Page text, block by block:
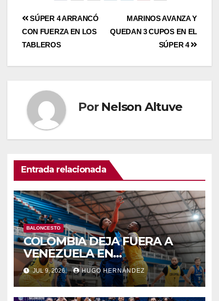
MARINOS AVANZA Y
QUEDAN 3 CUPOS EN EL
SÚPER 4
SÚPER 4 ARRANCÓ
CON FUERZA EN LOS
TABLEROS
Por Nelson Altuve
Entrada relacionada
BALONCESTO
COLOMBIA DEJA FUERA A
VENEZUELA EN
BALONCESTO
JUL 9, 2026 HUGO HERNÁNDEZ